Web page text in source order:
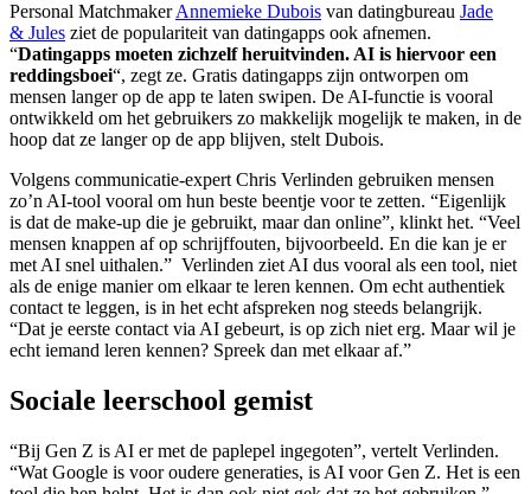
Personal MatchmakerAnnemieke Dubois van datingbureau Jade
& Jules ziet de populariteit van datingapps ook afnemen.
“Datingapps moeten zichzelf heruitvinden. AI is hiervoor een
reddingsboei“, zegt ze. Gratis datingapps zijn ontworpen om
mensen langer op de app te laten swipen. De AI-functie is vooral
ontwikkeld om het gebruikers zo makkelijk mogelijk te maken, in de
hoop dat ze langer op de app blijven, stelt Dubois.
Volgens communicatie-expert Chris Verlinden gebruiken mensen
zo’n AI-tool vooral om hun beste beentje voor te zetten. “Eigenlijk
is dat de make-up die je gebruikt, maar dan online”, klinkt het. “Veel
mensen knappen af op schrijffouten, bijvoorbeeld. En die kan je er
met AI snel uithalen.” Verlinden ziet AI dus vooral als een tool, niet
als de enige manier om elkaar te leren kennen. Om echt authentiek
contact te leggen, is in het echt afspreken nog steeds belangrijk.
“Dat je eerste contact via AI gebeurt, is op zich niet erg. Maar wil je
echt iemand leren kennen? Spreek dan met elkaar af.”
Sociale leerschool gemist
“Bij Gen Z is AI er met de paplepel ingegoten”, vertelt Verlinden.
“Wat Google is voor oudere generaties, is AI voor Gen Z. Het is een